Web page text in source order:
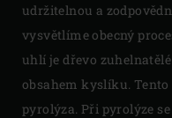
udržitelnou a
vysvětlíme obecný
uhlí je dřevo
obsahem kyslíku.
pyrolýza. Při pyrolýze